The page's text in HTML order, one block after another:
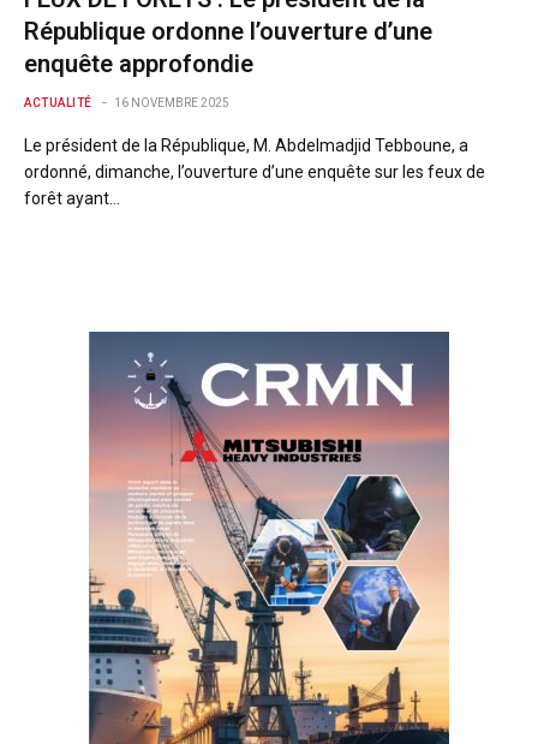
République ordonne l’ouverture d’une
enquête approfondie
ACTUALITÉ 16 NOVEMBRE 2025
Le président de la République, M. Abdelmadjid Tebboune, a
ordonné, dimanche, l’ouverture d’une enquête sur les feux de
forêt ayant…